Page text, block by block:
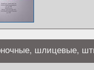
шлицевые,